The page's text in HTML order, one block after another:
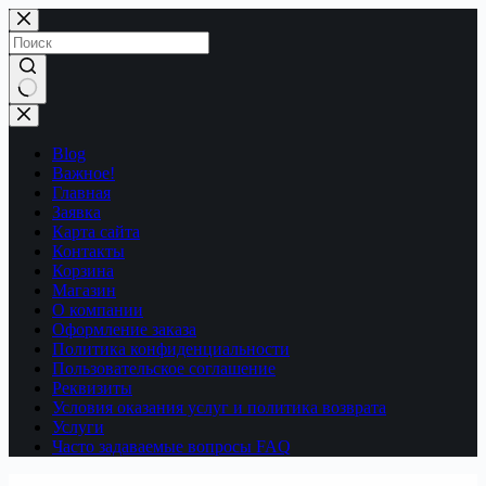
Перейти
к
сути
Ничего
не
найденоBlog
Важное!
Главная
Заявка
Карта сайта
Контакты
Корзина
Магазин
О компании
Оформление заказа
Политика конфиденциальности
Пользовательское соглашение
Реквизиты
Условия оказания услуг и политика возврата
Услуги
Часто задаваемые вопросы FAQ